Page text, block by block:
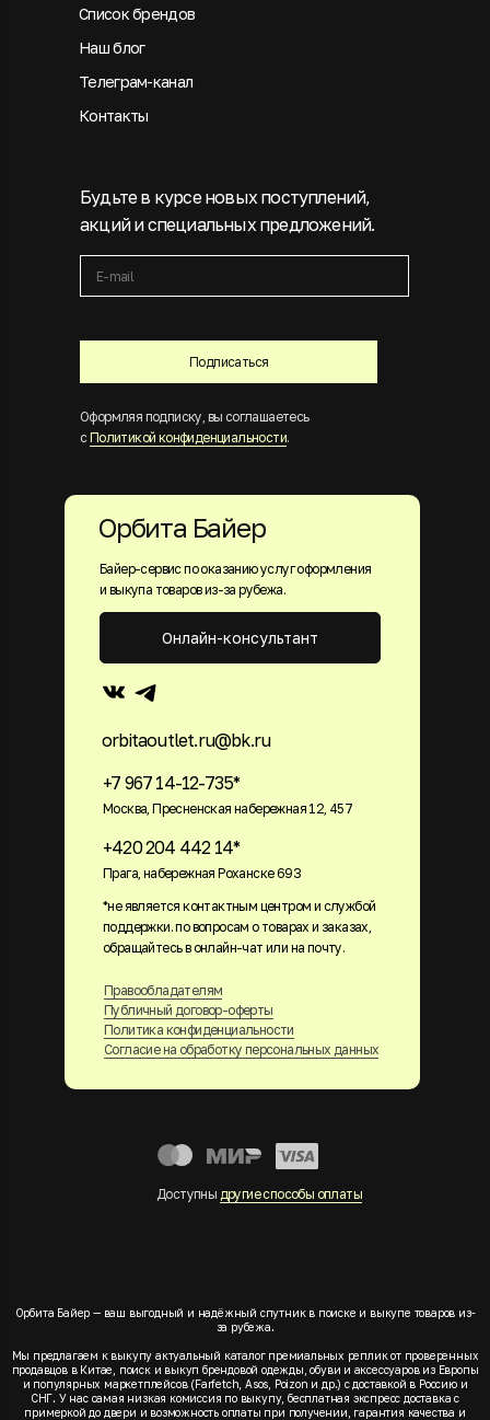
Подписаться
Будьте в курсе новых поступлений,
акций и специальных предложений.
Оформляя подписку, вы соглашаетесь
с Политикой конфиденциальности.
Список брендов
Наш блог
Телеграм-канал
Контакты
Байер-сервис по оказанию услуг оформления
и выкупа товаров из-за рубежа.
+7 967 14-12-735*
Москва, Пресненская набережная 12, 457
+420 204 442 14*
Прага, набережная Роханске 693
orbitaoutlet.ru@bk.ru
Правообладателям
Публичный договор-оферты
Политика конфиденциальности
Согласие на обработку персональных данных
Онлайн-консультант
Орбита Байер
Доступны другие способы оплаты
*не является контактным центром и службой
поддержки. по вопросам о товарах и заказах,
обращайтесь в онлайн-чат или на почту.
Орбита Байер — ваш выгодный и надёжный спутник в поиске и выкупе товаров из-
за рубежа.
Мы предлагаем к выкупу актуальный каталог премиальных реплик от проверенных
продавцов в Китае, поиск и выкуп брендовой одежды, обуви и аксессуаров из Европы
и популярных маркетплейсов (Farfetch, Asos, Poizon и др.) с доставкой в Россию и
СНГ. У нас самая низкая комиссия по выкупу, бесплатная экспресс доставка с
примеркой до двери и возможность оплаты при получении, гарантия качества и